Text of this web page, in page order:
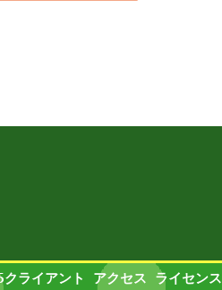
ライアント アクセス ライセンス